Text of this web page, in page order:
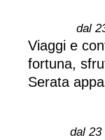
dal
Viaggi e
fortuna,
Serata
dal 23